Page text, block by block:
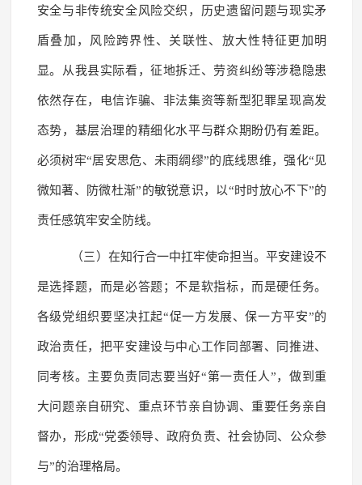
安全与非传统安全风险交织，历史遗留问题与现实矛
盾叠加，风险跨界性、关联性、放大性特征更加明
显。从我县实际看，征地拆迁、劳资纠纷等涉稳隐患
依然存在，电信诈骗、非法集资等新型犯罪呈现高发
态势，基层治理的精细化水平与群众期盼仍有差距。
必须树牢“居安思危、未雨绸缪”的底线思维，强化“见
微知著、防微杜渐”的敏锐意识，以“时时放心不下”的
责任感筑牢安全防线。
（三）在知行合一中扛牢使命担当。平安建设不
是选择题，而是必答题；不是软指标，而是硬任务。
各级党组织要坚决扛起“促一方发展、保一方平安”的
政治责任，把平安建设与中心工作同部署、同推进、
同考核。主要负责同志要当好“第一责任人”，做到重
大问题亲自研究、重点环节亲自协调、重要任务亲自
督办，形成“党委领导、政府负责、社会协同、公众参
与”的治理格局。